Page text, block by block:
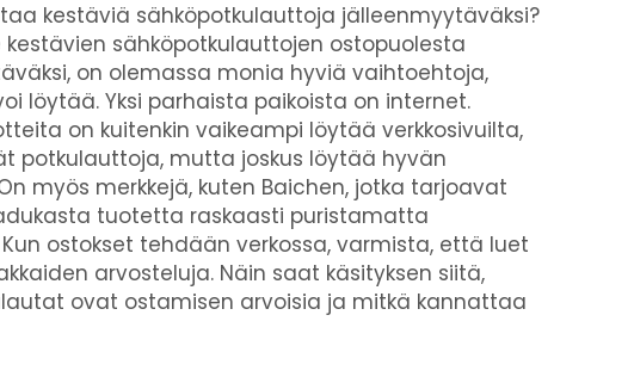
kestäviä sähköpotkulauttoja jälleenmyytäväksi?
kestävien sähköpotkulauttojen ostopuolesta
on olemassa monia hyviä vaihtoehtoja,
löytää. Yksi parhaista paikoista on internet.
on kuitenkin vaikeampi löytää verkkosivuilta,
potkulauttoja, mutta joskus löytää hyvän
myös merkkejä, kuten Baichen, jotka tarjoavat
tuotetta raskaasti puristamatta
ostokset tehdään verkossa, varmista, että luet
arvosteluja. Näin saat käsityksen siitä,
ovat ostamisen arvoisia ja mitkä kannattaa